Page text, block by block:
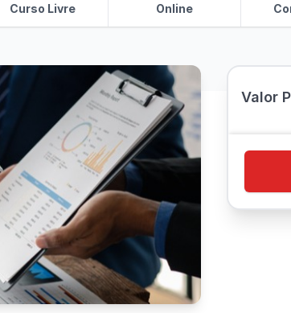
Curso Livre
Online
Valor